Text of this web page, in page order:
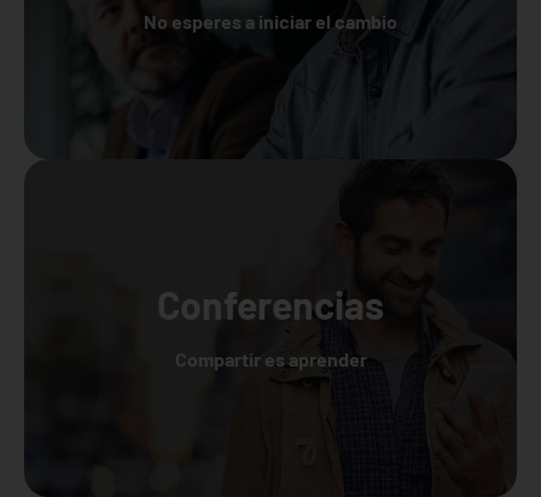
No esperes a iniciar el cambio
Conferencias
Compartir es aprender